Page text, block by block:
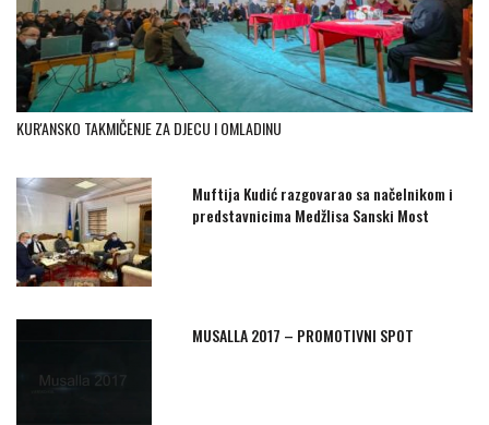
KUR'ANSKO TAKMIČENJE ZA DJECU I OMLADINU
Muftija Kudić razgovarao sa načelnikom i
predstavnicima Medžlisa Sanski Most
MUSALLA 2017 – PROMOTIVNI SPOT